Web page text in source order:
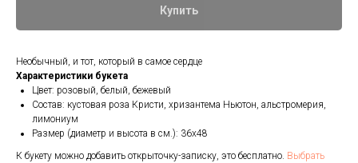
Купить
Необычный, и тот, который в самое сердце
Характеристики букета
Цвет: розовый, белый, бежевый
Состав: кустовая роза Кристи, хризантема Ньютон, альстромерия,
лимониум
Размер (диаметр и высота в см.): 36х48
К букету можно добавить открыточку-записку, это бесплатно. Выбрать